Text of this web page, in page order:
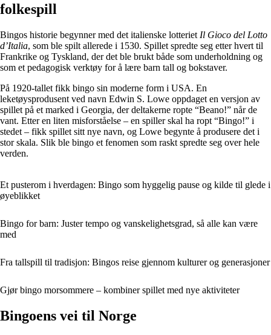
folkespill
Bingos historie begynner med det italienske lotteriet Il Gioco del Lotto
d’Italia, som ble spilt allerede i 1530. Spillet spredte seg etter hvert til
Frankrike og Tyskland, der det ble brukt både som underholdning og
som et pedagogisk verktøy for å lære barn tall og bokstaver.
På 1920-tallet fikk bingo sin moderne form i USA. En
leketøysprodusent ved navn Edwin S. Lowe oppdaget en versjon av
spillet på et marked i Georgia, der deltakerne ropte “Beano!” når de
vant. Etter en liten misforståelse – en spiller skal ha ropt “Bingo!” i
stedet – fikk spillet sitt nye navn, og Lowe begynte å produsere det i
stor skala. Slik ble bingo et fenomen som raskt spredte seg over hele
verden.
Et pusterom i hverdagen: Bingo som hyggelig pause og kilde til glede i
øyeblikket
Bingo for barn: Juster tempo og vanskelighetsgrad, så alle kan være
med
Fra tallspill til tradisjon: Bingos reise gjennom kulturer og generasjoner
Gjør bingo morsommere – kombiner spillet med nye aktiviteter
Bingoens vei til Norge